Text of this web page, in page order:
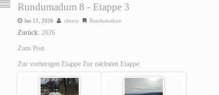
Rundumadum 8 - Etappe 3
Jan 11, 2026 cheesy Rundumadum
Zurück: 2026
Zum Post
Zur vorherigen Etappe Zur nächsten Etappe